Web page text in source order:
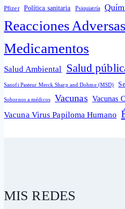
Pfizer Política sanitaria Psiquiatría
Reacciones
Medicamentos
Salud Ambiental Salud
Sanofi Pasteur Merck Sharp and Dohme (MSD)
Sobornos a médicos Vacunas Vacunas
Vacuna Virus Papiloma Humano
MIS REDES